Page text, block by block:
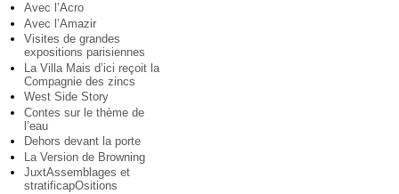
Avec l’Acro
Avec l’Amazir
Visites de grandes
expositions parisiennes
La Villa Mais d’ici reçoit la
Compagnie des zincs
West Side Story
Contes sur le thème de
l’eau
Dehors devant la porte
La Version de Browning
JuxtAssemblages et
stratificapOsitions